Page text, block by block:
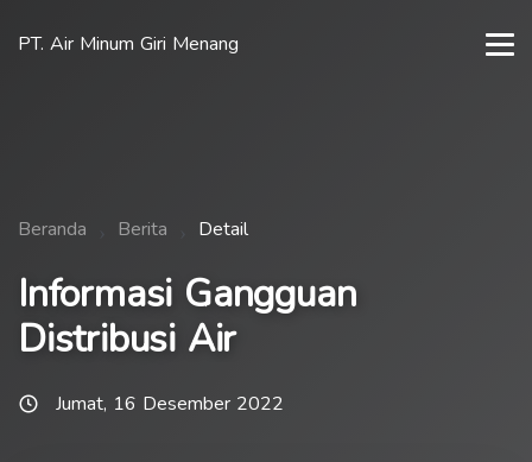
PT. Air Minum Giri Menang
Beranda Berita Detail
Informasi Gangguan
Distribusi Air
Jumat, 16 Desember 2022